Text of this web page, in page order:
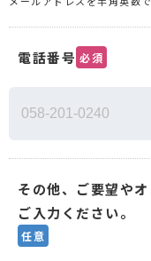
電話番号 必須
その他、ご要望や
ご入力ください。
任意